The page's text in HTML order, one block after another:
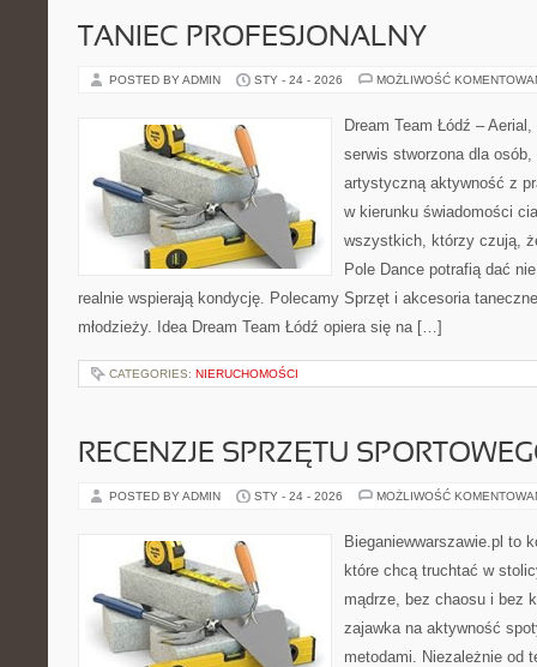
TANIEC PROFESJONALNY
POSTED BY ADMIN STY - 24 - 2026 MOŻLIWOŚĆ
Dream Team Łódź –
serwis stworzona dla
artystyczną aktywność z
w kierunku świadomości
wszystkich, którzy czują,
Pole Dance potrafią dać
realnie wspierają kondycję. Polecamy Sprzęt i akcesoria
młodzieży. Idea Dream Team Łódź opiera się na […]
CATEGORIES: NIERUCHOMOŚCI
RECENZJE SPRZĘTU
POSTED BY ADMIN STY - 24 - 2026 MOŻLIWOŚĆ
Bieganiewwarszawie.pl to
które chcą truchtać w
mądrze, bez chaosu i bez
zajawka na aktywność
metodami. Niezależnie od